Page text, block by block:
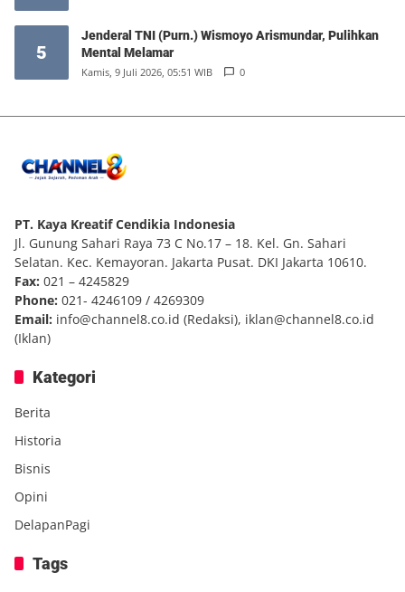
5
Jenderal TNI (Purn.) Wismoyo Arismundar, Pulihkan
Mental Melamar
Kamis, 9 Juli 2026, 05:51 WIB 0
PT. Kaya Kreatif Cendikia Indonesia
Jl. Gunung Sahari Raya 73 C No.17 – 18. Kel. Gn. Sahari
Selatan. Kec. Kemayoran. Jakarta Pusat. DKI Jakarta 10610.
Fax: 021 – 4245829
Phone: 021- 4246109 / 4269309
Email: info@channel8.co.id (Redaksi), iklan@channel8.co.id
(Iklan)
Kategori
Berita
Historia
Bisnis
Opini
DelapanPagi
Tags